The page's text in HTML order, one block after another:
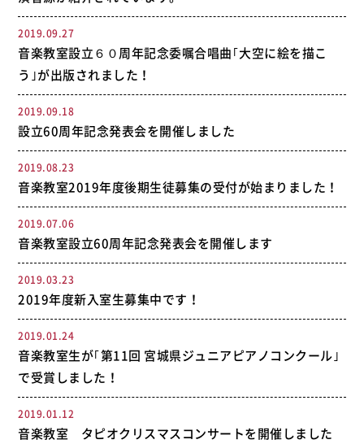
2019.09.27
音楽教室設立６０周年記念委嘱合唱曲｢大空に絵を描こ
う｣が出版されました！
2019.09.18
設立60周年記念発表会を開催しました
2019.08.23
音楽教室2019年度後期生徒募集の受付が始まりました！
2019.07.06
音楽教室設立60周年記念発表会を開催します
2019.03.23
2019年度新入室生募集中です！
2019.01.24
音楽教室生が｢第11回 宮城県ジュニアピアノコンクール｣
で受賞しました！
2019.01.12
音楽教室 タピオクリスマスコンサートを開催しました